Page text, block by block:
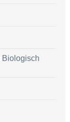
Biologisch